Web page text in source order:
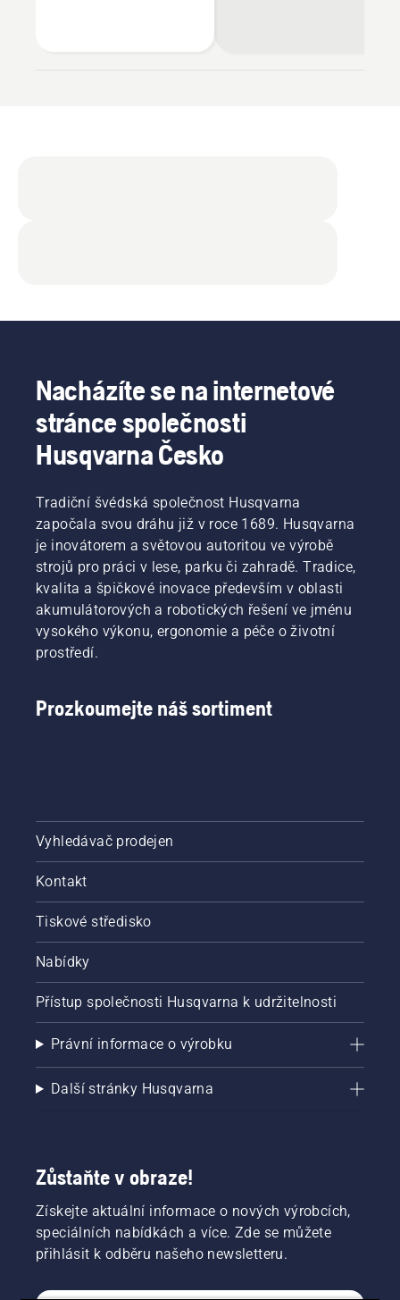
Nacházíte se na internetové
stránce společnosti
Husqvarna Česko
Tradiční švédská společnost Husqvarna
započala svou dráhu již v roce 1689. Husqvarna
je inovátorem a světovou autoritou ve výrobě
strojů pro práci v lese, parku či zahradě. Tradice,
kvalita a špičkové inovace především v oblasti
akumulátorových a robotických řešení ve jménu
vysokého výkonu, ergonomie a péče o životní
prostředí.
Prozkoumejte náš sortiment
Vyhledávač prodejen
Kontakt
Tiskové středisko
Nabídky
Přístup společnosti Husqvarna k udržitelnosti
Právní informace o výrobku
Další stránky Husqvarna
Zůstaňte v obraze!
Získejte aktuální informace o nových výrobcích,
speciálních nabídkách a více. Zde se můžete
přihlásit k odběru našeho newsletteru.